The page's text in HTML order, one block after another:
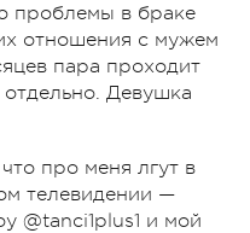
проблемы в браке
отношения с мужем
пара проходит
Девушка
про меня лгут в
телевидении —
@tanci1plus1 и мой